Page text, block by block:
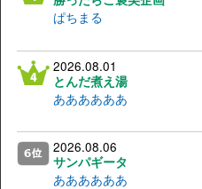
ぱちまる
2026.08.01
とんだ煮え湯
ああああああ
2026.08.06
サンパギータ
ああああああ